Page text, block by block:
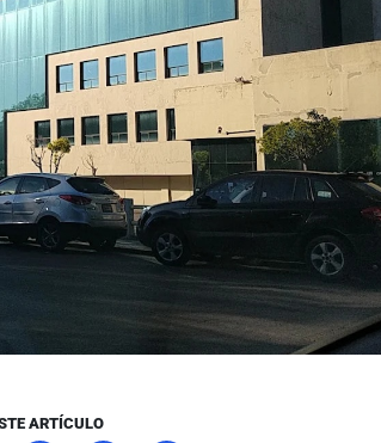
ARTÍCULO